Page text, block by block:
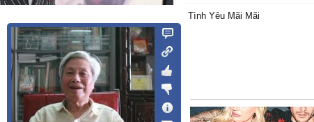
Tình Yêu Mãi Mãi